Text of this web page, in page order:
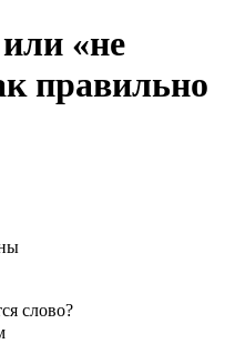
«не
правильно
слово?